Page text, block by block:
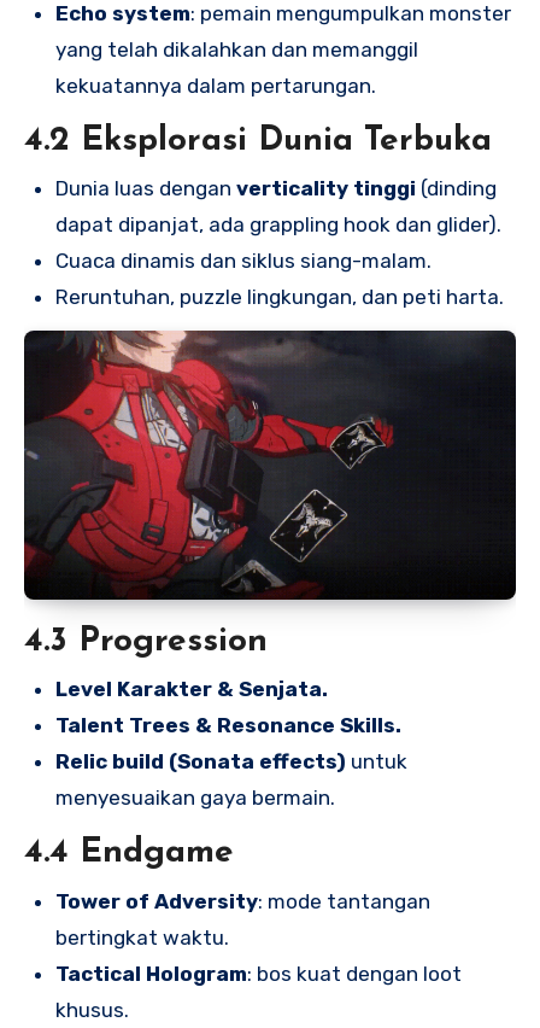
Echo system: pemain mengumpulkan monster
yang telah dikalahkan dan memanggil
kekuatannya dalam pertarungan.
4.2 Eksplorasi Dunia Terbuka
Dunia luas dengan verticality tinggi (dinding
dapat dipanjat, ada grappling hook dan glider).
Cuaca dinamis dan siklus siang-malam.
Reruntuhan, puzzle lingkungan, dan peti harta.
4.3 Progression
Level Karakter & Senjata.
Talent Trees & Resonance Skills.
Relic build (Sonata effects) untuk
menyesuaikan gaya bermain.
4.4 Endgame
Tower of Adversity: mode tantangan
bertingkat waktu.
Tactical Hologram: bos kuat dengan loot
khusus.